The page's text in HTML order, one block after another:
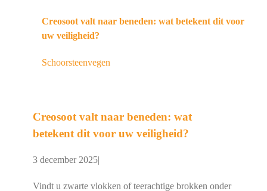
Creosoot valt naar beneden: wat betekent dit voor
uw veiligheid?
Schoorsteenvegen
Creosoot valt naar beneden: wat
betekent dit voor uw veiligheid?
3 december 2025|
Vindt u zwarte vlokken of teerachtige brokken onder